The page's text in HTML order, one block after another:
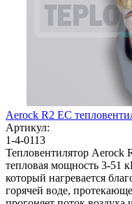
Aerock R2 EC
Артикул:
1-4-0113
Тепловентилятор Aerock
тепловая мощность 3-51
который нагревается
горячей воде,